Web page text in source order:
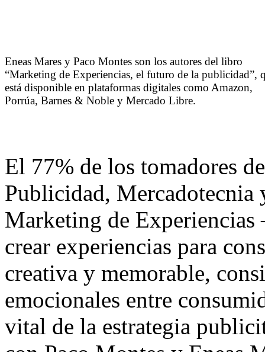
Eneas Mares y Paco Montes son los autores del libro
“Marketing de Experiencias, el futuro de la publicidad”,
está disponible en plataformas digitales como Amazon,
Porrúa, Barnes & Noble y Mercado Libre.
El 77% de los tomadores
Publicidad, Mercadotecnia
Marketing de
crear experiencias para
creativa y memorable,
emocionales entre
vital de la estrategia